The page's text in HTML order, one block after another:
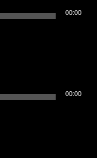
00:00
00:00